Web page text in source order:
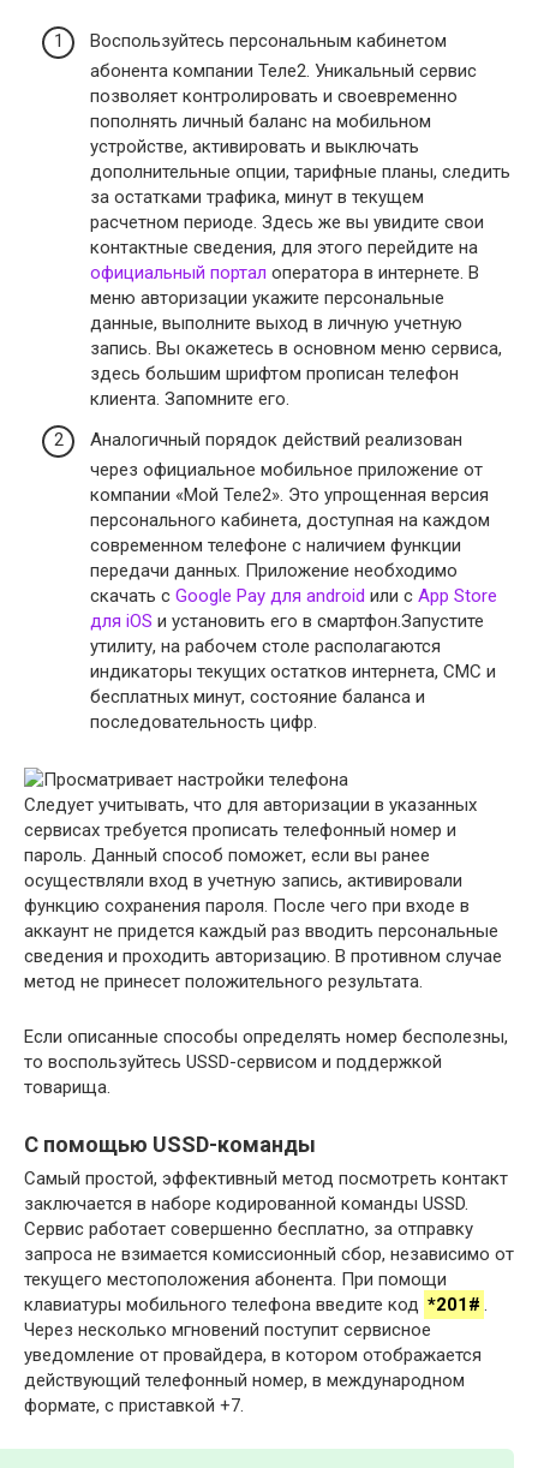
Воспользуйтесь персональным кабинетом
абонента компании Теле2. Уникальный сервис
позволяет контролировать и своевременно
пополнять личный баланс на мобильном
устройстве, активировать и выключать
дополнительные опции, тарифные планы, следить
за остатками трафика, минут в текущем
расчетном периоде. Здесь же вы увидите свои
контактные сведения, для этого перейдите на
официальный портал оператора в интернете. В
меню авторизации укажите персональные
данные, выполните выход в личную учетную
запись. Вы окажетесь в основном меню сервиса,
здесь большим шрифтом прописан телефон
клиента. Запомните его.
Аналогичный порядок действий реализован
через официальное мобильное приложение от
компании «Мой Теле2». Это упрощенная версия
персонального кабинета, доступная на каждом
современном телефоне с наличием функции
передачи данных. Приложение необходимо
скачать с Google Pay для android или с App Store
для iOS и установить его в смартфон.Запустите
утилиту, на рабочем столе располагаются
индикаторы текущих остатков интернета, СМС и
бесплатных минут, состояние баланса и
последовательность цифр.
Следует учитывать, что для авторизации в указанных
сервисах требуется прописать телефонный номер и
пароль. Данный способ поможет, если вы ранее
осуществляли вход в учетную запись, активировали
функцию сохранения пароля. После чего при входе в
аккаунт не придется каждый раз вводить персональные
сведения и проходить авторизацию. В противном случае
метод не принесет положительного результата.
Если описанные способы определять номер бесполезны,
то воспользуйтесь USSD-сервисом и поддержкой
товарища.
С помощью USSD-команды
Самый простой, эффективный метод посмотреть контакт
заключается в наборе кодированной команды USSD.
Сервис работает совершенно бесплатно, за отправку
запроса не взимается комиссионный сбор, независимо от
текущего местоположения абонента. При помощи
клавиатуры мобильного телефона введите код *201# .
Через несколько мгновений поступит сервисное
уведомление от провайдера, в котором отображается
действующий телефонный номер, в международном
формате, с приставкой +7.